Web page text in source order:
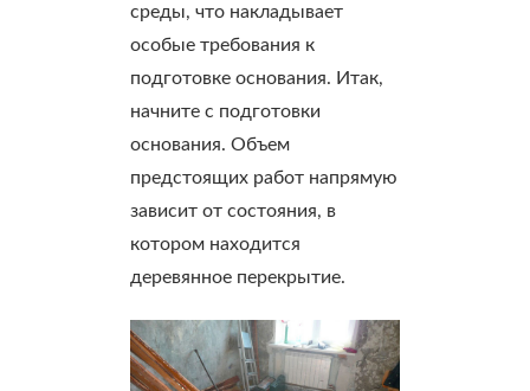
среды, что накладывает
особые требования к
подготовке основания. Итак,
начните с подготовки
основания. Объем
предстоящих работ напрямую
зависит от состояния, в
котором находится
деревянное перекрытие.